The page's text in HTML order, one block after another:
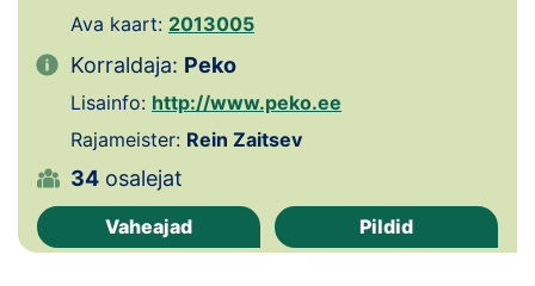
Koondised
Tule klubisse!
Tulemused
Dokumendid
Klubid
Ava kaart: 2013005
Korraldaja: Peko
Lisainfo: http://www.peko.ee
Rajameister: Rein Zaitsev
34 osalejat
Vaheajad Pildid